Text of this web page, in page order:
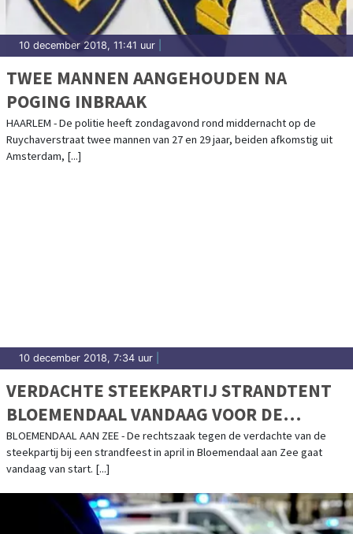
10 december 2018, 11:41 uur
TWEE MANNEN AANGEHOUDEN NA
POGING INBRAAK
HAARLEM - De politie heeft zondagavond rond middernacht op de
Ruychaverstraat twee mannen van 27 en 29 jaar, beiden afkomstig uit
Amsterdam, [...]
10 december 2018, 7:34 uur
VERDACHTE STEEKPARTIJ STRANDTENT
BLOEMENDAAL VANDAAG VOOR DE
RECHTER
BLOEMENDAAL AAN ZEE - De rechtszaak tegen de verdachte van de
steekpartij bij een strandfeest in april in Bloemendaal aan Zee gaat
vandaag van start. [...]